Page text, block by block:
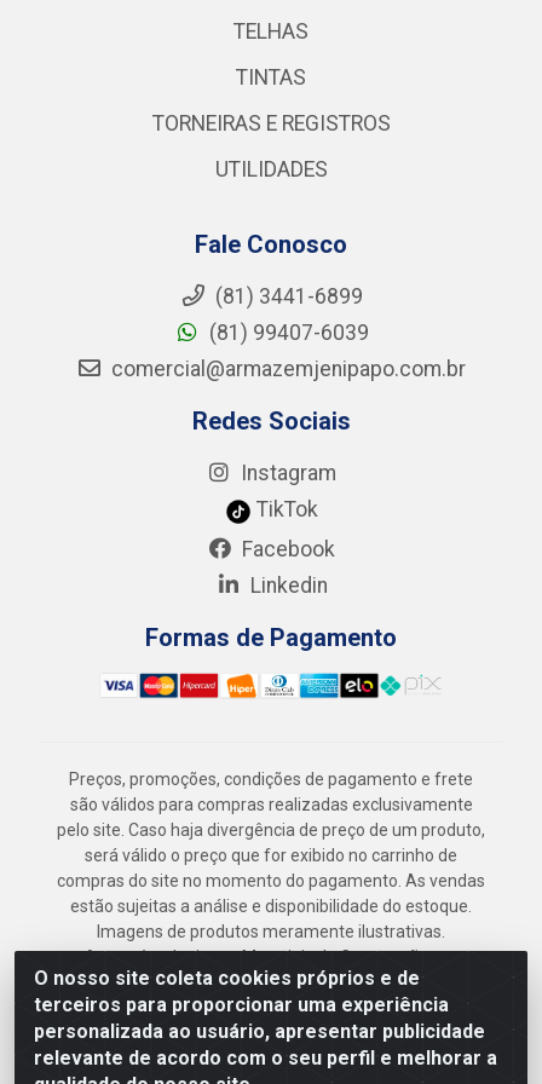
O nosso site coleta cookies próprios e de
terceiros para proporcionar uma experiência
personalizada ao usuário, apresentar publicidade
relevante de acordo com o seu perfil e melhorar a
TELHAS
TINTAS
TORNEIRAS E REGISTROS
UTILIDADES
Fale Conosco
(81) 3441-6899
(81) 99407-6039
comercial@armazemjenipapo.com.br
Redes Sociais
Instagram
TikTok
Facebook
Linkedin
Formas de Pagamento
Preços, promoções, condições de pagamento e frete
são válidos para compras realizadas exclusivamente
pelo site. Caso haja divergência de preço de um produto,
será válido o preço que for exibido no carrinho de
compras do site no momento do pagamento. As vendas
estão sujeitas a análise e disponibilidade do estoque.
Imagens de produtos meramente ilustrativas.
Armazém Jenipapo Materiais de Construção em
Geral LTDA - Rua das Flores, 2691 - Guabiraba,
Recife/PE - CEP 52.291-630 - CNPJ
41.097.379/0001-